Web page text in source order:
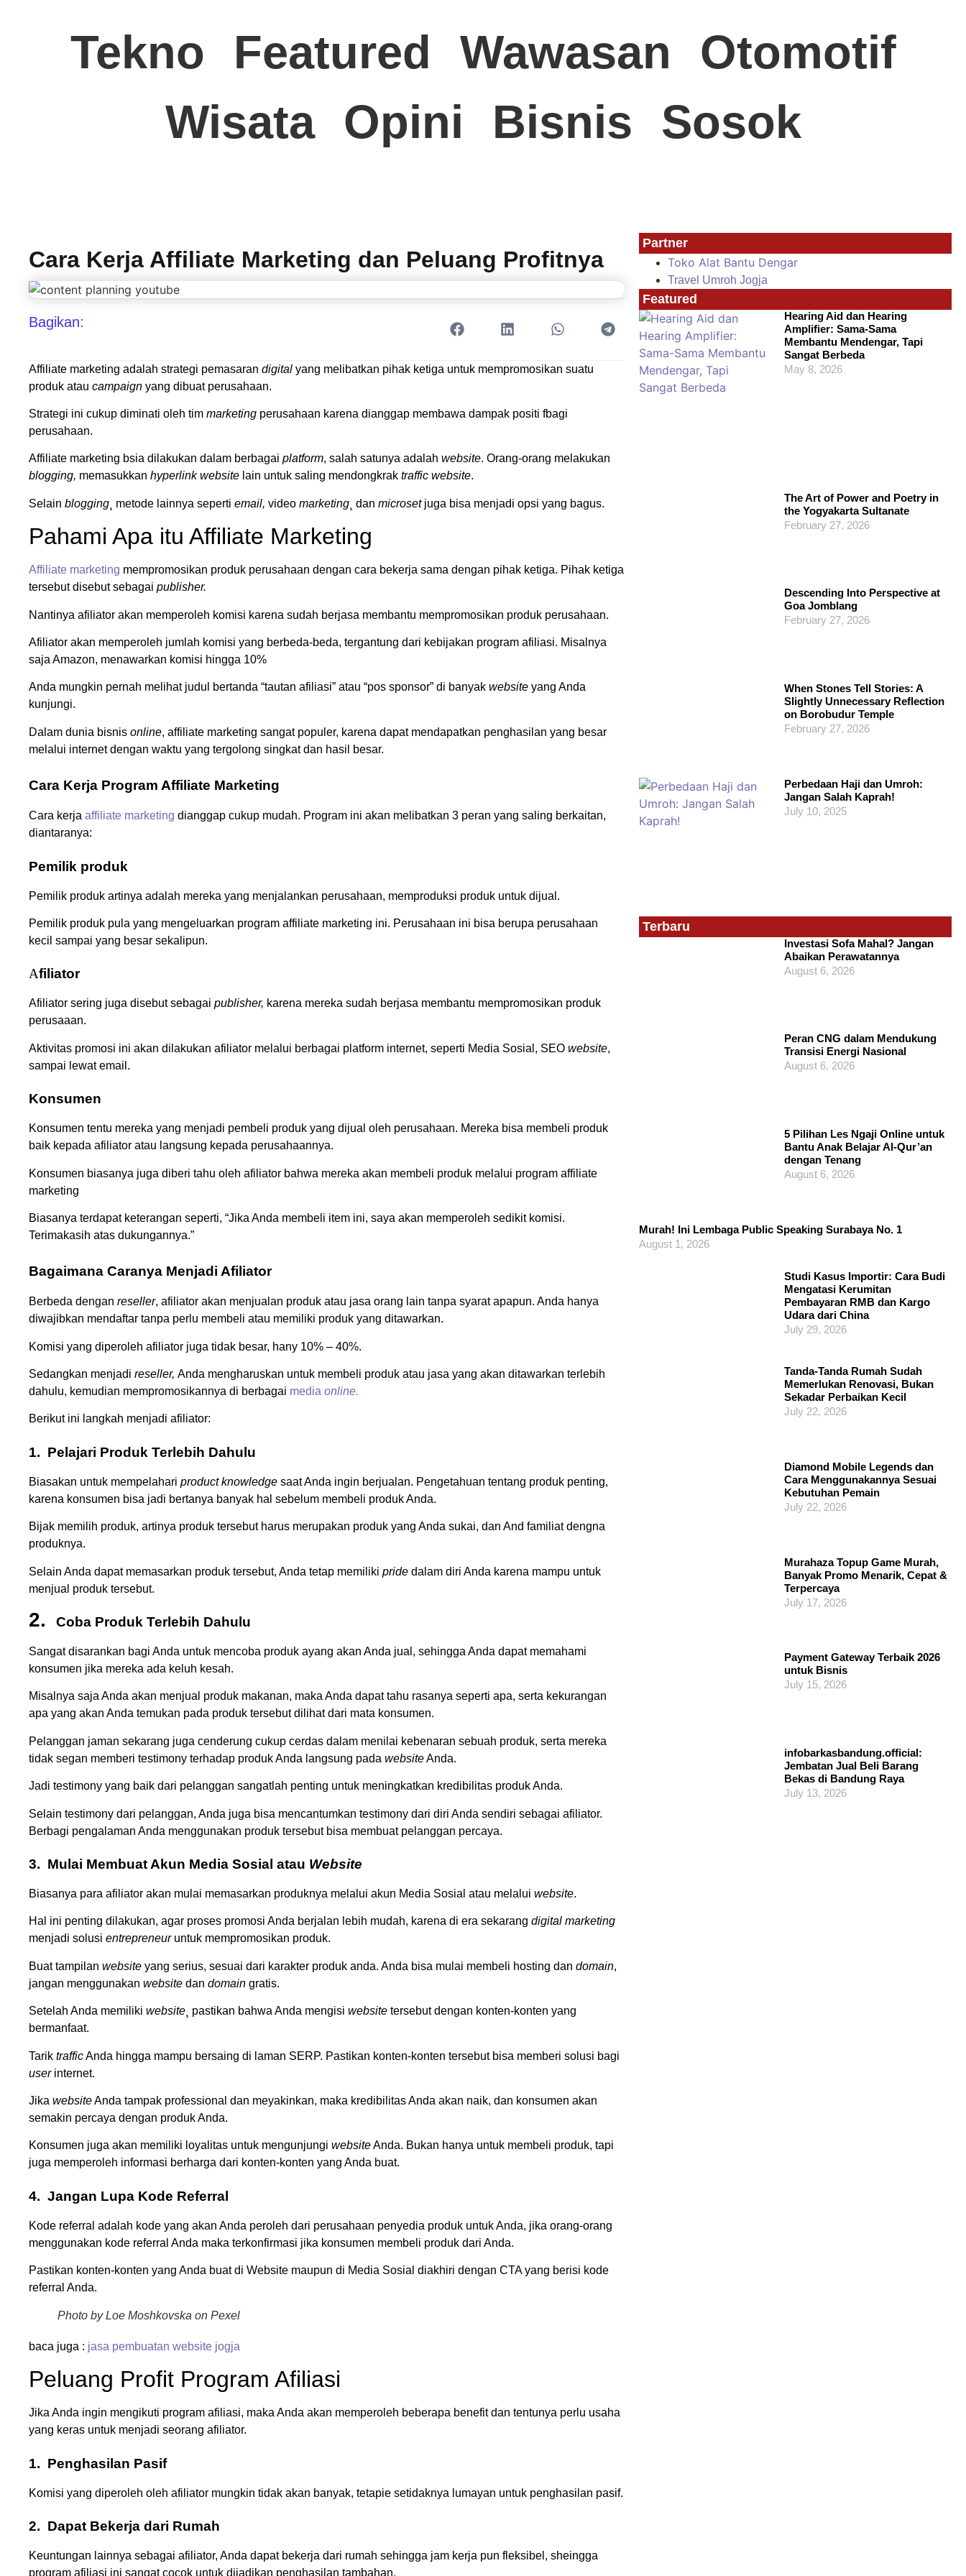
Tekno Featured Wawasan
Otomotif
Wisata Opini Bisnis Sosok
Cara Kerja Affiliate Marketing dan Peluang Profitnya
Bagikan:
Affiliate marketing adalah strategi pemasaran digital yang melibatkan pihak ketiga untuk mempromosikan suatu
produk atau campaign yang dibuat perusahaan.
Strategi ini cukup diminati oleh tim marketing perusahaan karena dianggap membawa dampak positi fbagi
perusahaan.
Affiliate marketing bsia dilakukan dalam berbagai platform, salah satunya adalah website. Orang-orang melakukan
blogging, memasukkan hyperlink website lain untuk saling mendongkrak traffic website.
Selain blogging ¸ metode lainnya seperti email, video marketing ¸ dan microsetjuga bisa menjadi opsi yang bagus.
Pahami Apa itu Affiliate Marketing
Affiliate marketing mempromosikan produk perusahaan dengan cara bekerja sama dengan pihak ketiga. Pihak ketiga
tersebut disebut sebagai publisher.
Nantinya afiliator akan memperoleh komisi karena sudah berjasa membantu mempromosikan produk perusahaan.
Afiliator akan memperoleh jumlah komisi yang berbeda-beda, tergantung dari kebijakan program afiliasi. Misalnya
saja Amazon, menawarkan komisi hingga 10%
Anda mungkin pernah melihat judul bertanda “tautan afiliasi” atau “pos sponsor” di banyak website yang Anda
kunjungi.
Dalam dunia bisnis online, affiliate marketing sangat populer, karena dapat mendapatkan penghasilan yang besar
melalui internet dengan waktu yang tergolong singkat dan hasil besar.
Cara Kerja Program Affiliate Marketing
Cara kerja affiliate marketing dianggap cukup mudah. Program ini akan melibatkan 3 peran yang saling berkaitan,
diantaranya:
Pemilik produk
Pemilik produk artinya adalah mereka yang menjalankan perusahaan, memproduksi produk untuk dijual.
Pemilik produk pula yang mengeluarkan program affiliate marketing ini. Perusahaan ini bisa berupa perusahaan
kecil sampai yang besar sekalipun.
Afiliator
Afiliator sering juga disebut sebagai publisher, karena mereka sudah berjasa membantu mempromosikan produk
perusaaan.
Aktivitas promosi ini akan dilakukan afiliator melalui berbagai platform internet, seperti Media Sosial, SEO website,
sampai lewat email.
Konsumen
Konsumen tentu mereka yang menjadi pembeli produk yang dijual oleh perusahaan. Mereka bisa membeli produk
baik kepada afiliator atau langsung kepada perusahaannya.
Konsumen biasanya juga diberi tahu oleh afiliator bahwa mereka akan membeli produk melalui program affiliate
marketing
Biasanya terdapat keterangan seperti, “Jika Anda membeli item ini, saya akan memperoleh sedikit komisi.
Terimakasih atas dukungannya.”
Bagaimana Caranya Menjadi Afiliator
Berbeda dengan reseller, afiliator akan menjualan produk atau jasa orang lain tanpa syarat apapun. Anda hanya
diwajibkan mendaftar tanpa perlu membeli atau memiliki produk yang ditawarkan.
Komisi yang diperoleh afiliator juga tidak besar, hany 10% – 40%.
Sedangkan menjadi reseller, Anda mengharuskan untuk membeli produk atau jasa yang akan ditawarkan terlebih
dahulu, kemudian mempromosikannya di berbagai media online.
Berikut ini langkah menjadi afiliator:
1. Pelajari Produk Terlebih Dahulu
Biasakan untuk mempelahari product knowledge saat Anda ingin berjualan. Pengetahuan tentang produk penting,
karena konsumen bisa jadi bertanya banyak hal sebelum membeli produk Anda.
Bijak memilih produk, artinya produk tersebut harus merupakan produk yang Anda sukai, dan And familiat dengna
produknya.
Selain Anda dapat memasarkan produk tersebut, Anda tetap memiliki pride dalam diri Anda karena mampu untuk
menjual produk tersebut.
2. Coba Produk Terlebih Dahulu
Sangat disarankan bagi Anda untuk mencoba produk ayang akan Anda jual, sehingga Anda dapat memahami
konsumen jika mereka ada keluh kesah.
Misalnya saja Anda akan menjual produk makanan, maka Anda dapat tahu rasanya seperti apa, serta kekurangan
apa yang akan Anda temukan pada produk tersebut dilihat dari mata konsumen.
Pelanggan jaman sekarang juga cenderung cukup cerdas dalam menilai kebenaran sebuah produk, serta mereka
tidak segan memberi testimony terhadap produk Anda langsung pada websiteAnda.
Jadi testimony yang baik dari pelanggan sangatlah penting untuk meningkatkan kredibilitas produk Anda.
Selain testimony dari pelanggan, Anda juga bisa mencantumkan testimony dari diri Anda sendiri sebagai afiliator.
Berbagi pengalaman Anda menggunakan produk tersebut bisa membuat pelanggan percaya.
3. Mulai Membuat Akun Media Sosial atau Website
Biasanya para afiliator akan mulai memasarkan produknya melalui akun Media Sosial atau melalui website.
Hal ini penting dilakukan, agar proses promosi Anda berjalan lebih mudah, karena di era sekarang digital marketing
menjadi solusi entrepreneuruntuk mempromosikan produk.
Buat tampilan website yang serius, sesuai dari karakter produk anda. Anda bisa mulai membeli hosting dan domain,
jangan menggunakan website dan domain gratis.
Setelah Anda memiliki website ¸ pastikan bahwa Anda mengisi website tersebut dengan konten-konten yang
bermanfaat.
Tarik trafficAnda hingga mampu bersaing di laman SERP. Pastikan konten-konten tersebut bisa memberi solusi bagi
userinternet.
Jika websiteAnda tampak professional dan meyakinkan, maka kredibilitas Anda akan naik, dan konsumen akan
semakin percaya dengan produk Anda.
Konsumen juga akan memiliki loyalitas untuk mengunjungi websiteAnda. Bukan hanya untuk membeli produk, tapi
juga memperoleh informasi berharga dari konten-konten yang Anda buat.
4. Jangan Lupa Kode Referral
Kode referral adalah kode yang akan Anda peroleh dari perusahaan penyedia produk untuk Anda, jika orang-orang
menggunakan kode referral Anda maka terkonfirmasi jika konsumen membeli produk dari Anda.
Pastikan konten-konten yang Anda buat di Website maupun di Media Sosial diakhiri dengan CTA yang berisi kode
referral Anda.
Photo by Loe Moshkovska on Pexel
baca juga : jasa pembuatan website jogja
Peluang Profit Program Afiliasi
Jika Anda ingin mengikuti program afiliasi, maka Anda akan memperoleh beberapa benefit dan tentunya perlu usaha
yang keras untuk menjadi seorang afiliator.
1. Penghasilan Pasif
Komisi yang diperoleh oleh afiliator mungkin tidak akan banyak, tetapie setidaknya lumayan untuk penghasilan pasif.
2. Dapat Bekerja dari Rumah
Keuntungan lainnya sebagai afiliator, Anda dapat bekerja dari rumah sehingga jam kerja pun fleksibel, sheingga
program afiliasi ini sangat cocok untuk dijadikan penghasilan tambahan.
Partner
Toko Alat Bantu Dengar
Travel Umroh Jogja
Featured
Hearing Aid dan Hearing
Amplifier: Sama-Sama
Membantu Mendengar, Tapi
Sangat Berbeda
May 8, 2026
The Art of Power and Poetry in
the Yogyakarta Sultanate
February 27, 2026
Descending Into Perspective at
Goa Jomblang
February 27, 2026
When Stones Tell Stories: A
Slightly Unnecessary Reflection
on Borobudur Temple
February 27, 2026
Perbedaan Haji dan Umroh:
Jangan Salah Kaprah!
July 10, 2025
Terbaru
Investasi Sofa Mahal? Jangan
Abaikan Perawatannya
August 6, 2026
Peran CNG dalam Mendukung
Transisi Energi Nasional
August 6, 2026
5 Pilihan Les Ngaji Online untuk
Bantu Anak Belajar Al-Qur’an
dengan Tenang
August 6, 2026
Murah! Ini Lembaga Public Speaking Surabaya No. 1
August 1, 2026
Studi Kasus Importir: Cara Budi
Mengatasi Kerumitan
Pembayaran RMB dan Kargo
Udara dari China
July 29, 2026
Tanda-Tanda Rumah Sudah
Memerlukan Renovasi, Bukan
Sekadar Perbaikan Kecil
July 22, 2026
Diamond Mobile Legends dan
Cara Menggunakannya Sesuai
Kebutuhan Pemain
July 22, 2026
Murahaza Topup Game Murah,
Banyak Promo Menarik, Cepat &
Terpercaya
July 17, 2026
Payment Gateway Terbaik 2026
untuk Bisnis
July 15, 2026
infobarkasbandung.official:
Jembatan Jual Beli Barang
Bekas di Bandung Raya
July 13, 2026